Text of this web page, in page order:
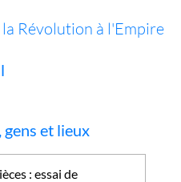
Révolution à l'Empire
gens et lieux
: essai de